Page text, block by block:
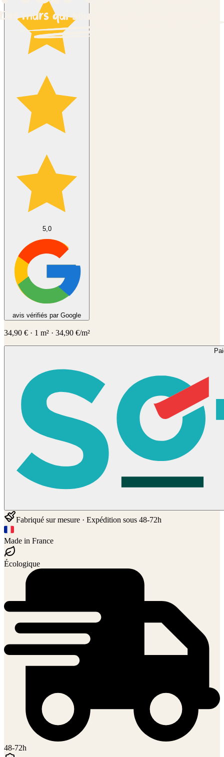
5,0
avis vérifiés par Google
34,90 € · 1 m² · 34,90 €/m²
Fabriqué sur mesure · Expédition sous 48-72h
Made in France
Écologique
48-72h